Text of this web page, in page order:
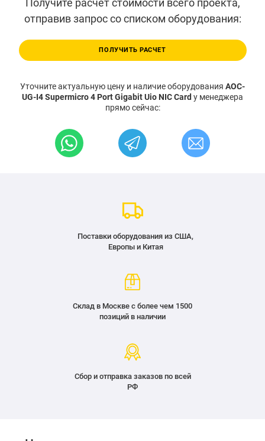
Получите расчет стоимости всего проекта,
отправив запрос со списком оборудования:
ПОЛУЧИТЬ РАСЧЕТ
Уточните актуальную цену и наличие оборудования AOC-
UG-I4 Supermicro 4 Port Gigabit Uio NIC Card у менеджера
прямо сейчас:
Поставки оборудования из США,
Европы и Китая
Склад в Москве с более чем 1500
позиций в наличии
Сбор и отправка заказов по всей
РФ